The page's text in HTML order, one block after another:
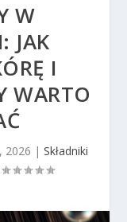
W
JAK
I
WARTO
2026 | Składniki